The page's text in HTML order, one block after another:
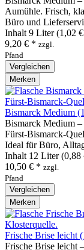
Aumühle. Frisch,
Büro und
Inhalt 9 Liter(1,02
9,20 € * zzgl.
Pfand
Vergleichen
Merken
Bismarck Medium
Bismarck Medium –
Ideal für Büro,
Inhalt 12 Liter(0,88
10,50 € * zzgl.
Pfand
Vergleichen
Merken
Frische Brise leicht
Frische Brise leicht